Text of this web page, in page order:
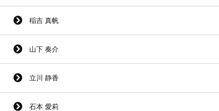
稲吉 真帆
山下 奏介
立川 静香
石本 愛莉